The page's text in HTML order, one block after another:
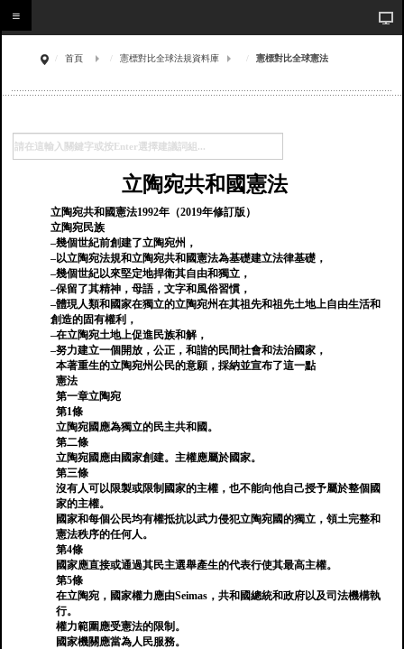
首頁 憲標對比全球法規資料庫 憲標對比全球憲法
立陶宛共和國憲法
立陶宛共和國憲法1992年（2019年修訂版）
立陶宛民族
–幾個世紀前創建了立陶宛州，
–以立陶宛法規和立陶宛共和國憲法為基礎建立法律基礎，
–幾個世紀以來堅定地捍衛其自由和獨立，
–保留了其精神，母語，文字和風俗習慣，
–體現人類和國家在獨立的立陶宛州在其祖先和祖先土地上自由生活和
創造的固有權利，
–在立陶宛土地上促進民族和解，
–努力建立一個開放，公正，和諧的民間社會和法治國家，
本著重生的立陶宛州公民的意願，採納並宣布了這一點
憲法
第一章立陶宛
第1條
立陶宛國應為獨立的民主共和國。
第二條
立陶宛國應由國家創建。主權應屬於國家。
第三條
沒有人可以限製或限制國家的主權，也不能向他自己授予屬於整個國
家的主權。
國家和每個公民均有權抵抗以武力侵犯立陶宛國的獨立，領土完整和
憲法秩序的任何人。
第4條
國家應直接或通過其民主選舉產生的代表行使其最高主權。
第5條
在立陶宛，國家權力應由Seimas，共和國總統和政府以及司法機構執
行。
權力範圍應受憲法的限制。
國家機關應當為人民服務。